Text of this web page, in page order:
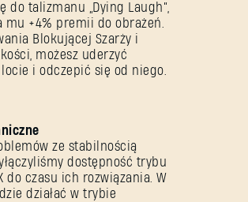
do talizmanu „Dying Laugh”,
mu +4% premii do obrażeń.
Blokującej Szarży i
możesz uderzyć
i odczepić się od niego.
ze stabilnością
dostępność trybu
do czasu ich rozwiązania. W
działać w trybie